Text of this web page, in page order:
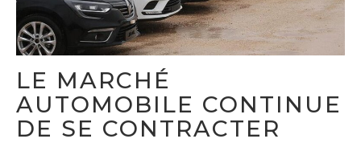
LE MARCHÉ
AUTOMOBILE CONTINUE
DE SE CONTRACTER